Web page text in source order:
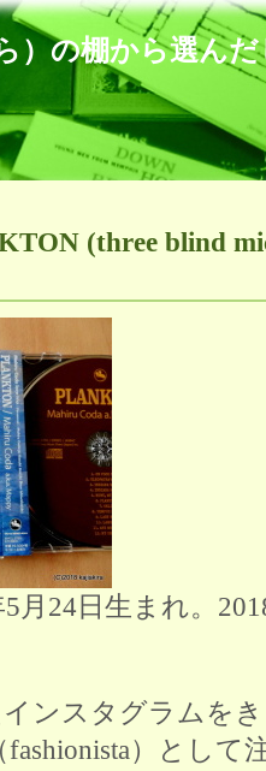
）の棚から選ん
(three blind
月24日生まれ。
ンスタグラムを
）として